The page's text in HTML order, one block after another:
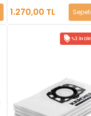
1.270,00 TL
%3